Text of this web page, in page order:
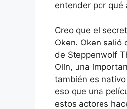
entender por qué
Creo que el
Oken. Oken salió
de Steppenwolf
Olin, una
también es
eso que una
estos actores